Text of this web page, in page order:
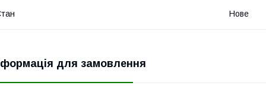
Нове
для замовлення